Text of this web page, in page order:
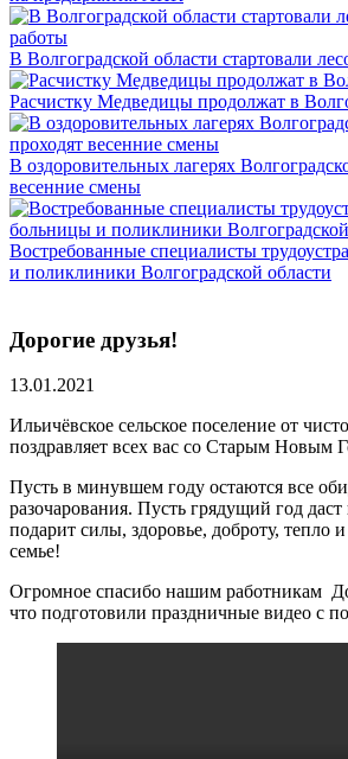
В Волгоградской области стартовали
Расчистку Медведицы продолжат в
В оздоровительных лагерях
весенние смены
Востребованные специалисты
и поликлиники Волгоградской области
Дорогие друзья!
13.01.2021
Ильичёвское сельское поселение от
поздравляет всех вас со Старым Новым
Пусть в минувшем году остаются все
разочарования. Пусть грядущий год
подарит силы, здоровье, доброту, тепло
семье!
Огромное спасибо нашим работникам
что подготовили праздничные видео с